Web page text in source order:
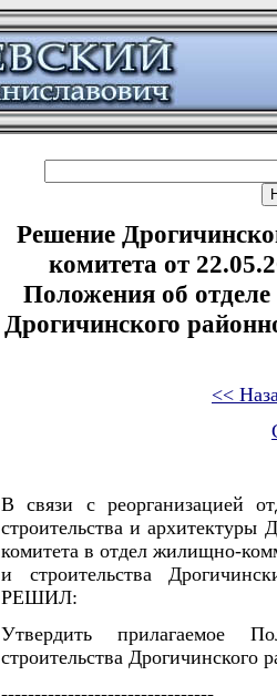
Решение
комитета от
Положения об отделе
Дрогичинского
<<
В связи с реорганизацией
строительства и архитектуры
комитета в отдел жилищно-
и строительства
РЕШИЛ:
Утвердить прилагаемое
строительства Дрогичинского